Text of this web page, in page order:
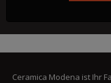
Ceramica Modena ist Ihr